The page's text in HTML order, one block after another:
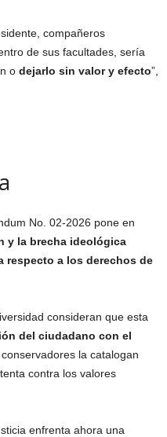
compañeros
de sus facultades, sería
o dejarlo sin valor y efecto”,
No. 02-2026 pone en
y la brecha ideológica
respecto a los derechos de
consideran que esta
del ciudadano con el
conservadores la catalogan
contra los valores
enfrenta ahora una